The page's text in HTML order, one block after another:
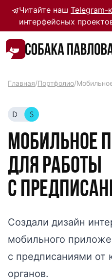
Читайте нашTelegram-
интерфейсных
Главная/Портфолио/
Мобильное
для работы
с
Создали дизайн
мобильного
с предписаниями от
органов.